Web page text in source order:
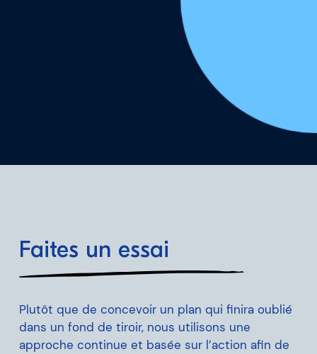
Faites un essai
Plutôt que de concevoir un plan qui finira oublié
dans un fond de tiroir, nous utilisons une
approche continue et basée sur l’action afin de